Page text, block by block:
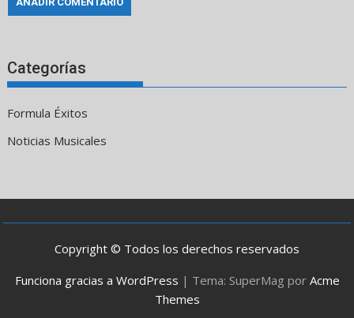
Categorías
Formula Éxitos
Noticias Musicales
Copyright © Todos los derechos reservados
Funciona gracias a WordPress | Tema: SuperMag por Acme
Themes